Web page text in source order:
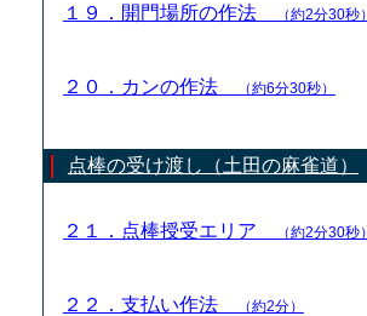
１９．開門場所の作法 （約2分30秒）
２０．カンの作法 （約6分30秒）
点棒の受け渡し（土田の麻雀道）
２１．点棒授受エリア （約2分30秒）
２２．支払い作法 （約2分）